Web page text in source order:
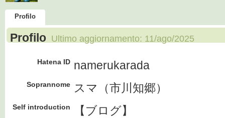
Profilo
Profilo Ultimo aggiornamento: 11/ago/2025
Hatena ID namerukarada
Soprannome スマ（市川知郷）
Self introduction
【ブログ】